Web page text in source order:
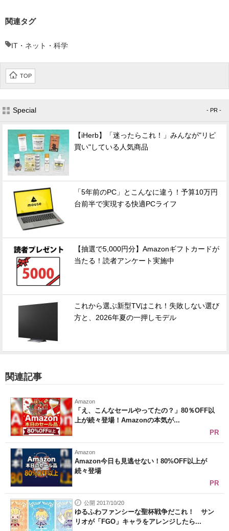
関連タグ
IT・ネット・科学
TOP
Special - PR -
【iHerb】「迷ったらこれ！」みんなが"リピ
買い"している人気商品
「5年前のPC」とこんなに違う！予算10万円
台前半で実現する快適PCライフ
【抽選で5,000円分】Amazonギフトカードが
当たる！読者アンケート実施中
これから選ぶ新型TVはこれ！失敗しない選び
方と、2026年夏の一押しモデル
関連記事
Amazon
「え、こんなセールやってたの？」80％OFF以
上が続々登場！Amazonの本気が...
PR
Amazon
Amazon今日も見逃せない！80%OFF以上が
続々登場
PR
公開 2017/10/20
ゆるふわファンシーな聖杯戦争だこれ！ サン
リオが「FGO」キャラをアレンジしたら...